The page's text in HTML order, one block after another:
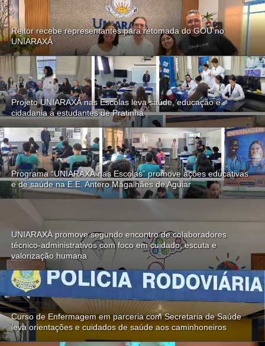
Reitor recebe representantes para retomada do GOU no
UNIARAXÁ
Projeto UNIARAXÁ nas Escolas leva saúde, educação e
cidadania a estudantes de Pratinha
Programa “UNIARAXÁ nas Escolas” promove ações educativas
e de saúde na E.E. Antero Magalhães de Aguiar
UNIARAXÁ promove segundo encontro de colaboradores
técnico-administrativos com foco em cuidado, escuta e
valorização humana
Curso de Enfermagem em parceria com Secretaria de Saúde
leva orientações e cuidados de saúde aos caminhoneiros